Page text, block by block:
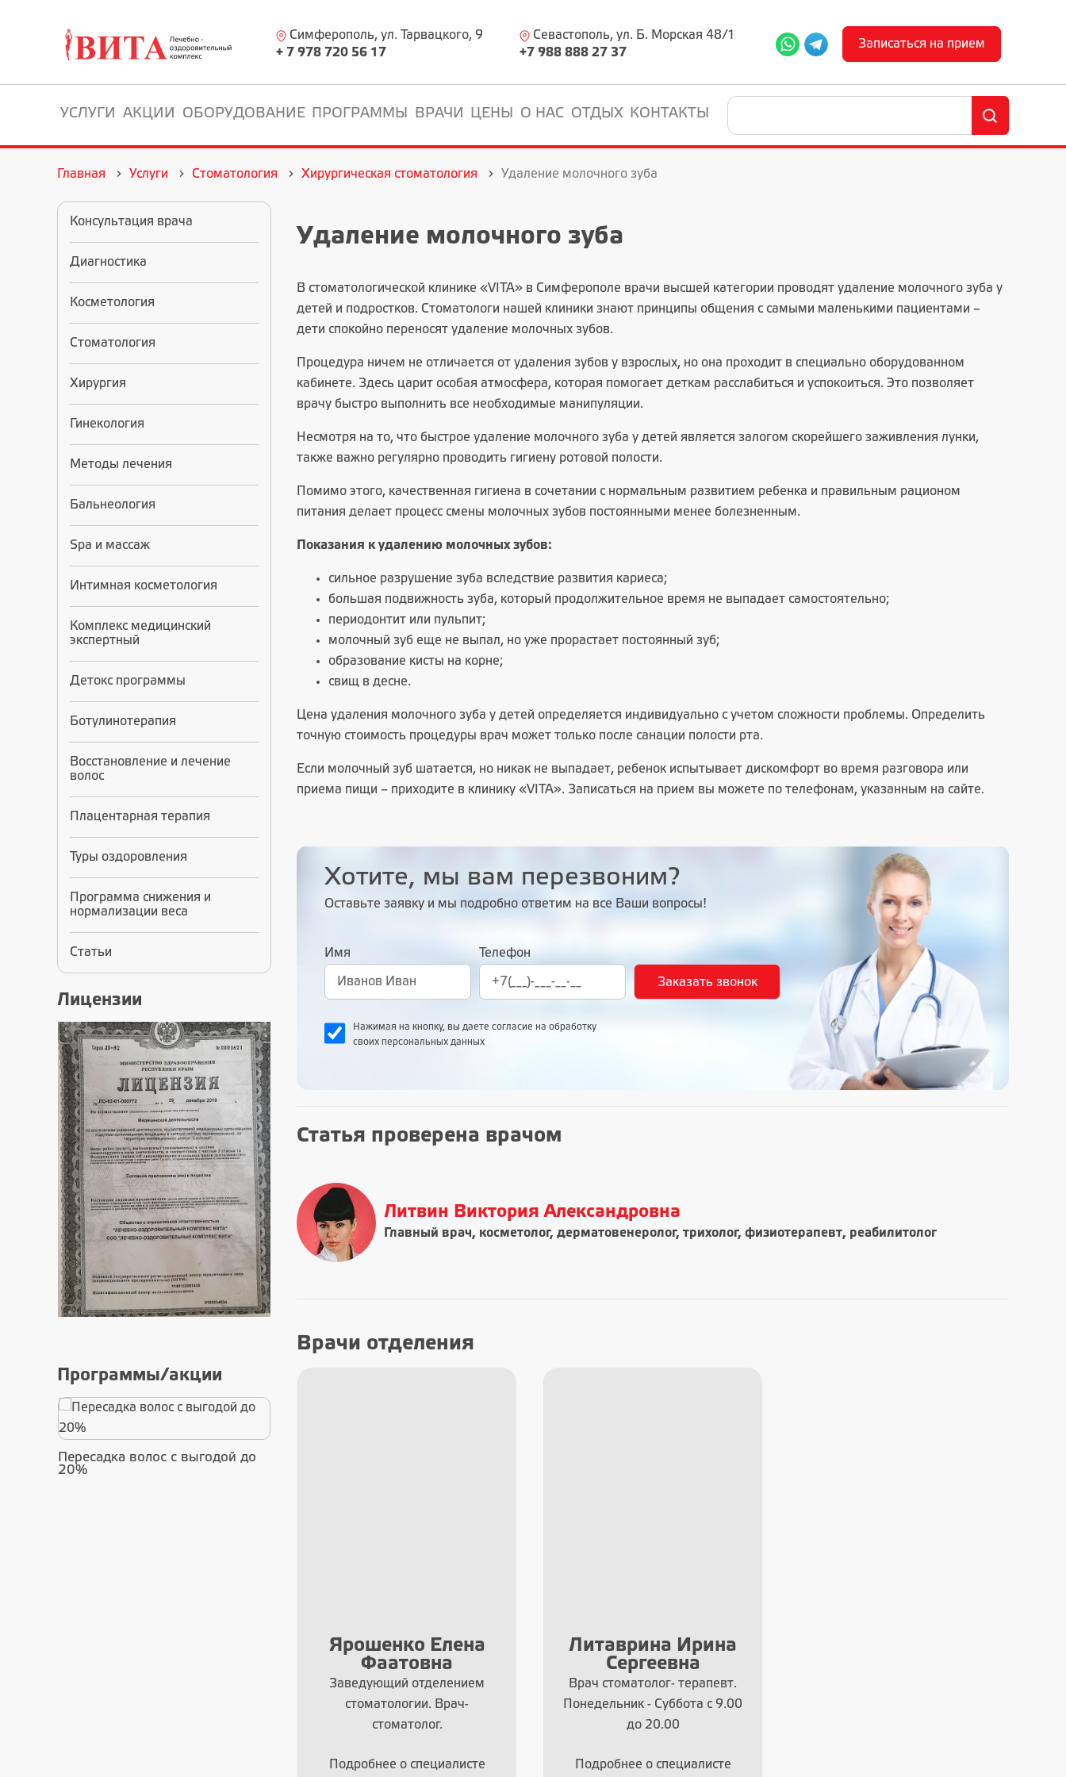
Симферополь, ул. Тарвацкого, 9
+ 7 978 720 56 17
Севастополь, ул. Б. Морская 48/1
+7 988 888 27 37
Записаться на прием
УСЛУГИ АКЦИИ ОБОРУДОВАНИЕ ПРОГРАММЫ ВРАЧИ ЦЕНЫ О НАС ОТДЫХ КОНТАКТЫ
Главная Услуги Стоматология Хирургическая стоматология Удаление молочного зуба
Консультация врача
Диагностика
Косметология
Стоматология
Хирургия
Гинекология
Методы лечения
Бальнеология
Spa и массаж
Интимная косметология
Комплекс медицинский
экспертный
Детокс программы
Ботулинотерапия
Восстановление и лечение
волос
Плацентарная терапия
Туры оздоровления
Программа снижения и
нормализации веса
Статьи
Лицензии
Программы/акции
Пересадка волос с выгодой до
20%
Удаление молочного зуба
В стоматологической клинике «VITA» в Симферополе врачи высшей категории проводят удаление молочного зуба у
детей и подростков. Стоматологи нашей клиники знают принципы общения с самыми маленькими пациентами –
дети спокойно переносят удаление молочных зубов.
Процедура ничем не отличается от удаления зубов у взрослых, но она проходит в специально оборудованном
кабинете. Здесь царит особая атмосфера, которая помогает деткам расслабиться и успокоиться. Это позволяет
врачу быстро выполнить все необходимые манипуляции.
Несмотря на то, что быстрое удаление молочного зуба у детей является залогом скорейшего заживления лунки,
также важно регулярно проводить гигиену ротовой полости.
Помимо этого, качественная гигиена в сочетании с нормальным развитием ребенка и правильным рационом
питания делает процесс смены молочных зубов постоянными менее болезненным.
Показания к удалению молочных зубов:
сильное разрушение зуба вследствие развития кариеса;
большая подвижность зуба, который продолжительное время не выпадает самостоятельно;
периодонтит или пульпит;
молочный зуб еще не выпал, но уже прорастает постоянный зуб;
образование кисты на корне;
свищ в десне.
Цена удаления молочного зуба у детей определяется индивидуально с учетом сложности проблемы. Определить
точную стоимость процедуры врач может только после санации полости рта.
Если молочный зуб шатается, но никак не выпадает, ребенок испытывает дискомфорт во время разговора или
приема пищи – приходите в клинику «VITA». Записаться на прием вы можете по телефонам, указанным на сайте.
Хотите, мы вам перезвоним?
Оставьте заявку и мы подробно ответим на все Ваши вопросы!
Имя Телефон
Нажимая на кнопку, вы даете согласие на обработку
своих персональных данных
Статья проверена врачом
Литвин Виктория Александровна
Главный врач, косметолог, дерматовенеролог, трихолог, физиотерапевт, реабилитолог
Врачи отделения
Ярошенко Елена
Фаатовна
Заведующий отделением
стоматологии. Врач-
стоматолог.
Подробнее о специалисте
Литаврина Ирина
Сергеевна
Врач стоматолог- терапевт.
Понедельник - Суббота с 9.00
до 20.00
Подробнее о специалисте